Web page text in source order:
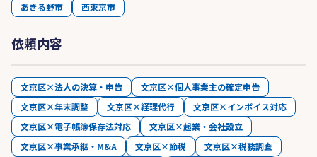
あきる野市
西東京市
依頼内容
文京区×法人の決算・申告
文京区×個人事業主の確定申告
文京区×年末調整
文京区×経理代行
文京区×インボイス対応
文京区×電子帳簿保存法対応
文京区×起業・会社設立
文京区×事業承継・M&A
文京区×節税
文京区×税務調査